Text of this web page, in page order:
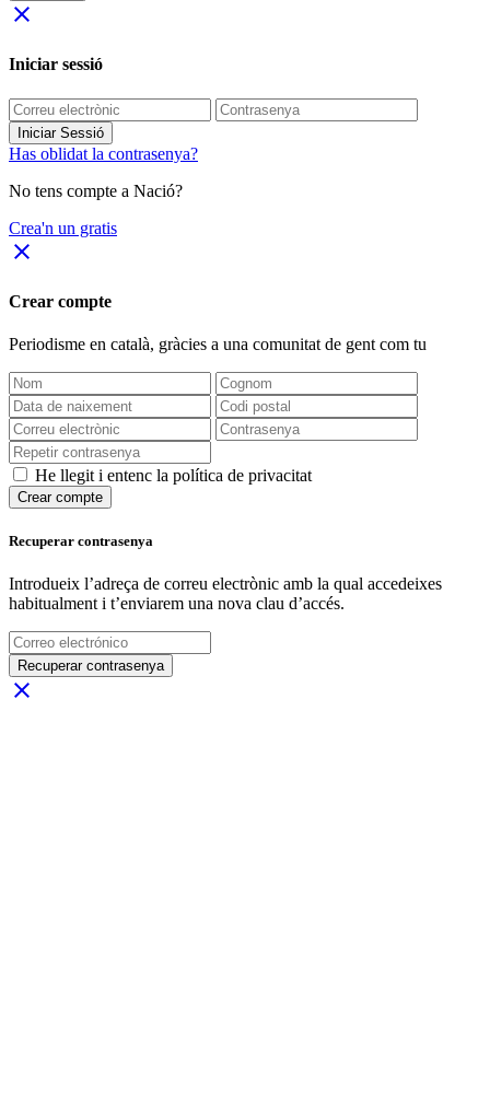
close
Iniciar sessió
Iniciar Sessió
Has oblidat la contrasenya?
No tens compte a Nació?
Crea'n un gratis
close
Crear compte
Periodisme en català, gràcies a una comunitat de gent com tu
He llegit i entenc la política de privacitat
Crear compte
Recuperar contrasenya
Introdueix l’adreça de correu electrònic amb la qual accedeixes
habitualment i t’enviarem una nova clau d’accés.
Recuperar contrasenya
close